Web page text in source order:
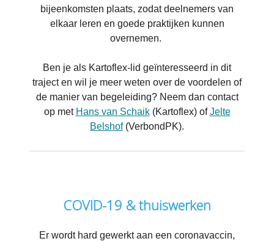
bijeenkomsten plaats, zodat deelnemers van
elkaar leren en goede praktijken kunnen
overnemen.
Ben je als Kartoflex-lid geïnteresseerd in dit
traject en wil je meer weten over de voordelen of
de manier van begeleiding? Neem dan contact
op met Hans van Schaik(Kartoflex) ofJelte
Belshof(VerbondPK).
COVID-19 & thuiswerken
Er wordt hard gewerkt aan een coronavaccin,